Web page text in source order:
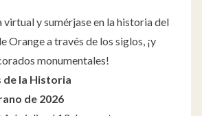
virtual y sumérjase en la historia del
Orange a través de los siglos, ¡y
monumentales!
de la Historia
de 2026